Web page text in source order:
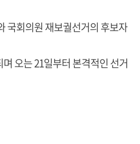
국회의원 재보궐선거의 후보자
오는 21일부터 본격적인 선거